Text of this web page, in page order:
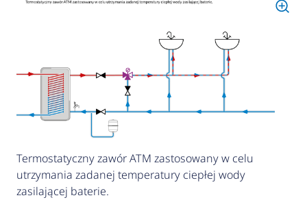
Termostatyczny zawór ATM zastosowany w celu
utrzymania zadanej temperatury ciepłej wody
zasilającej baterie.